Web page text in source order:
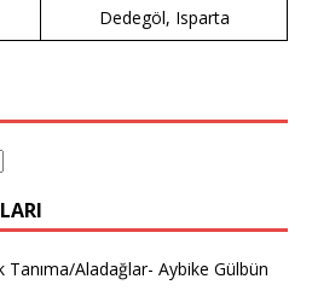
Dedegöl, Isparta
Tanıma/Aladağlar- Aybike Gülbün